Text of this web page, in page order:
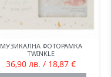
МУЗИКАЛНА ФОТОРАМКА
TWINKLE
36,90 лв. / 18,87 €